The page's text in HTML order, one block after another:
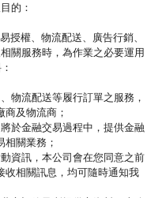
的：
權、物流配送、廣告行銷、
關服務時，為作業之必要運用
：
物流配送等履行訂單之服務，
及物流商；
於金融交易過程中，提供金融
相關業務；
資訊，本公司會在您同意之前
收相關訊息，均可隨時通知我